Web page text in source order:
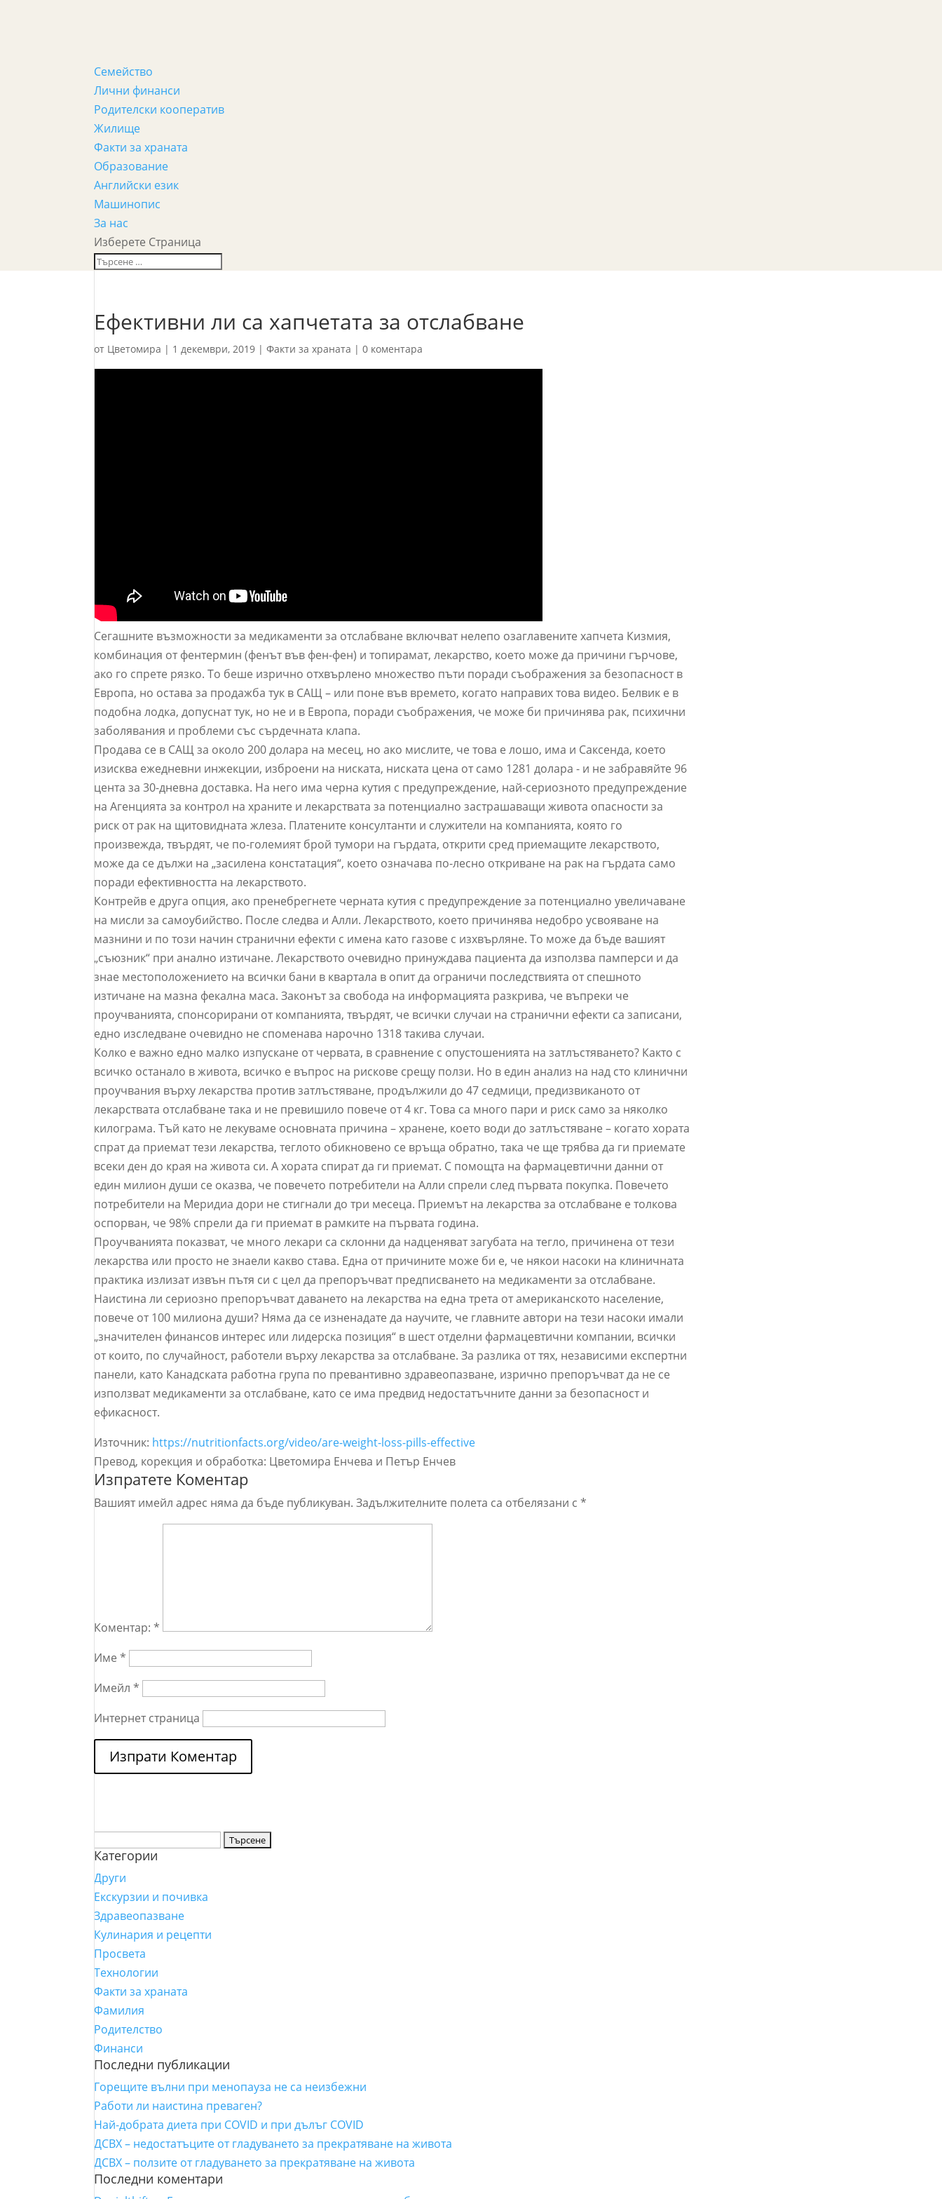
Семейство
Лични финанси
Родителски кооператив
Жилище
Факти за храната
Образование
Английски език
Машинопис
За нас
Изберете Страница
Ефективни ли са хапчетата за отслабване
от Цветомира | 1 декември, 2019 |Факти за храната |0 коментара
Сегашните възможности за медикаменти за отслабване включват нелепо озаглавените хапчета Кизмия,
комбинация от фентермин (фенът във фен-фен) и топирамат, лекарство, което може да причини гърчове,
ако го спрете рязко. То беше изрично отхвърлено множество пъти поради съображения за безопасност в
Европа, но остава за продажба тук в САЩ – или поне във времето, когато направих това видео. Белвик е в
подобна лодка, допуснат тук, но не и в Европа, поради съображения, че може би причинява рак, психични
заболявания и проблеми със сърдечната клапа.
Продава се в САЩ за около 200 долара на месец, но ако мислите, че това е лошо, има и Саксенда, което
изисква ежедневни инжекции, изброени на ниската, ниската цена от само 1281 долара - и не забравяйте 96
цента за 30-дневна доставка. На него има черна кутия с предупреждение, най-сериозното предупреждение
на Агенцията за контрол на храните и лекарствата за потенциално застрашаващи живота опасности за
риск от рак на щитовидната жлеза. Платените консултанти и служители на компанията, която го
произвежда, твърдят, че по-големият брой тумори на гърдата, открити сред приемащите лекарството,
може да се дължи на „засилена констатация“, което означава по-лесно откриване на рак на гърдата само
поради ефективността на лекарството.
Контрейв е друга опция, ако пренебрегнете черната кутия с предупреждение за потенциално увеличаване
на мисли за самоубийство. После следва и Алли. Лекарството, което причинява недобро усвояване на
мазнини и по този начин странични ефекти с имена като газове с изхвърляне. То може да бъде вашият
„съюзник“ при анално изтичане. Лекарството очевидно принуждава пациента да използва памперси и да
знае местоположението на всички бани в квартала в опит да ограничи последствията от спешното
изтичане на мазна фекална маса. Законът за свобода на информацията разкрива, че въпреки че
проучванията, спонсорирани от компанията, твърдят, че всички случаи на странични ефекти са записани,
едно изследване очевидно не споменава нарочно 1318 такива случаи.
Колко е важно едно малко изпускане от червата, в сравнение с опустошенията на затлъстяването? Както с
всичко останало в живота, всичко е въпрос на рискове срещу ползи. Но в един анализ на над сто клинични
проучвания върху лекарства против затлъстяване, продължили до 47 седмици, предизвиканото от
лекарствата отслабване така и не превишило повече от 4 кг. Това са много пари и риск само за няколко
килограма. Тъй като не лекуваме основната причина – хранене, което води до затлъстяване – когато хората
спрат да приемат тези лекарства, теглото обикновено се връща обратно, така че ще трябва да ги приемате
всеки ден до края на живота си. А хората спират да ги приемат. С помощта на фармацевтични данни от
един милион души се оказва, че повечето потребители на Алли спрели след първата покупка. Повечето
потребители на Меридиа дори не стигнали до три месеца. Приемът на лекарства за отслабване е толкова
оспорван, че 98% спрели да ги приемат в рамките на първата година.
Проучванията показват, че много лекари са склонни да надценяват загубата на тегло, причинена от тези
лекарства или просто не знаели какво става. Една от причините може би е, че някои насоки на клиничната
практика излизат извън пътя си с цел да препоръчват предписването на медикаменти за отслабване.
Наистина ли сериозно препоръчват даването на лекарства на една трета от американското население,
повече от 100 милиона души? Няма да се изненадате да научите, че главните автори на тези насоки имали
„значителен финансов интерес или лидерска позиция“ в шест отделни фармацевтични компании, всички
от които, по случайност, работели върху лекарства за отслабване. За разлика от тях, независими експертни
панели, като Канадската работна група по превантивно здравеопазване, изрично препоръчват да не се
използват медикаменти за отслабване, като се има предвид недостатъчните данни за безопасност и
ефикасност.
Източник: https://nutritionfacts.org/video/are-weight-loss-pills-effective
Превод, корекция и обработка: Цветомира Енчева и Петър Енчев
Изпратете Коментар
Вашият имейл адрес няма да бъде публикуван. Задължителните полета са отбелязани с*
Коментар:*
Име*
Имейл*
Интернет страница
за:
Категории
Други
Екскурзии и почивка
Здравеопазване
Кулинария и рецепти
Просвета
Технологии
Факти за храната
Фамилия
Родителство
Финанси
Последни публикации
Горещите вълни при менопауза не са неизбежни
Работи ли наистина преваген?
Най-добрата диета при COVID и при дълъг COVID
ДСВХ – недостатъците от гладуването за прекратяване на живота
ДСВХ – ползите от гладуването за прекратяване на живота
Последни коментари